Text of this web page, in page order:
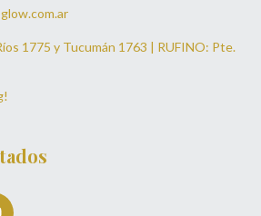
1775 y Tucumán 1763 | RUFINO: Pte.